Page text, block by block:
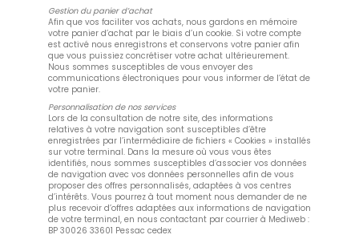
Gestion du panier d’achat
Afin que vos faciliter vos achats, nous gardons en mémoire
votre panier d’achat par le biais d’un cookie. Si votre compte
est activé nous enregistrons et conservons votre panier afin
que vous puissiez concrétiser votre achat ultérieurement.
Nous sommes susceptibles de vous envoyer des
communications électroniques pour vous informer de l’état de
votre panier.
Personnalisation de nos services
Lors de la consultation de notre site, des informations
relatives à votre navigation sont susceptibles d’être
enregistrées par l’intermédiaire de fichiers « Cookies » installés
sur votre terminal. Dans la mesure où vous vous êtes
identifiés, nous sommes susceptibles d’associer vos données
de navigation avec vos données personnelles afin de vous
proposer des offres personnalisés, adaptées à vos centres
d’intérêts. Vous pourrez à tout moment nous demander de ne
plus recevoir d’offres adaptées aux informations de navigation
de votre terminal, en nous contactant par courrier à Mediweb :
BP 30026 33601 Pessac cedex